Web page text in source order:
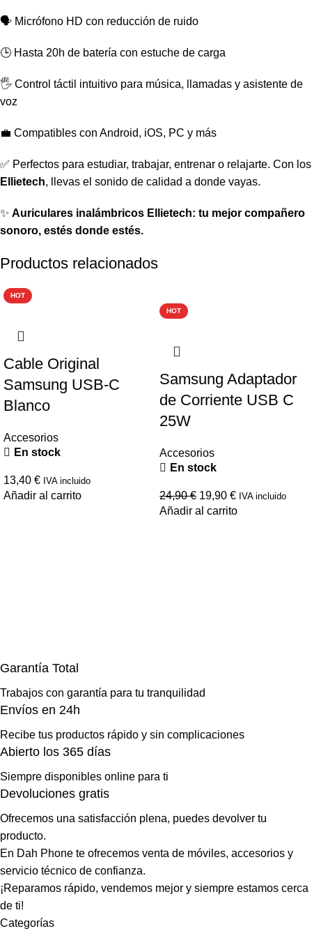
🗣️ Micrófono HD con reducción de ruido
🕒 Hasta 20h de batería con estuche de carga
🖐️ Control táctil intuitivo para música, llamadas y asistente de
voz
💼 Compatibles con Android, iOS, PC y más
✅ Perfectos para estudiar, trabajar, entrenar o relajarte. Con los
Ellietech, llevas el sonido de calidad a donde vayas.
✨ Auriculares inalámbricos Ellietech: tu mejor compañero
sonoro, estés donde estés.
Productos relacionados
HOT
Cable Original
Samsung USB-C
Blanco
Accesorios
En stock
13,40 € IVA incluido
Añadir al carrito
HOT
Samsung Adaptador
de Corriente USB C
25W
Accesorios
En stock
24,90€ 19,90 € IVA incluido
Añadir al carrito
Garantía Total
Trabajos con garantía para tu tranquilidad
Envíos en 24h
Recibe tus productos rápido y sin complicaciones
Abierto los 365 días
Siempre disponibles online para ti
Devoluciones gratis
Ofrecemos una satisfacción plena, puedes devolver tu
producto.
En Dah Phone te ofrecemos venta de móviles, accesorios y
servicio técnico de confianza.
¡Reparamos rápido, vendemos mejor y siempre estamos cerca
de ti!
Categorías